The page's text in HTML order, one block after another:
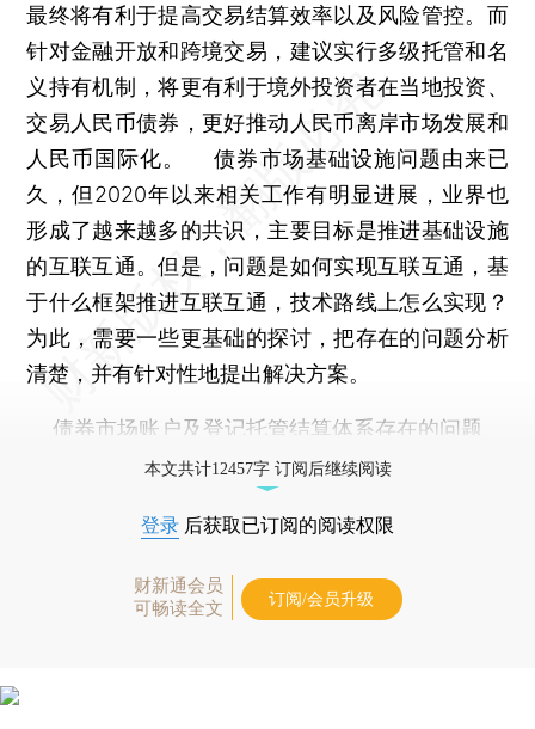
最终将有利于提高交易结算效率以及风险管控。而
针对金融开放和跨境交易，建议实行多级托管和名
义持有机制，将更有利于境外投资者在当地投资、
交易人民币债券，更好推动人民币离岸市场发展和
人民币国际化。 债券市场基础设施问题由来已
久，但2020年以来相关工作有明显进展，业界也
形成了越来越多的共识，主要目标是推进基础设施
的互联互通。但是，问题是如何实现互联互通，基
于什么框架推进互联互通，技术路线上怎么实现？
为此，需要一些更基础的探讨，把存在的问题分析
清楚，并有针对性地提出解决方案。
债券市场账户及登记托管结算体系存在的问题
本文共计12457字 订阅后继续阅读
登录 后获取已订阅的阅读权限
财新通会员
可畅读全文
订阅/会员升级